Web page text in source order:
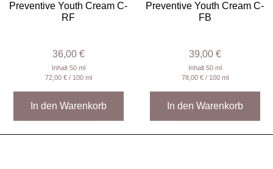
Preventive Youth Cream C-
RF
36,00 €
Inhalt 50 ml
72,00 €/ 100 ml
In den Warenkorb
Preventive Youth Cream C-
FB
39,00 €
Inhalt 50 ml
78,00 €/ 100 ml
In den Warenkorb